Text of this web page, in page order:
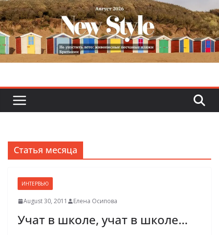
Skip
to
content
Статья месяца
ИНТЕРВЬЮ
August 30, 2011 Елена Осипова
Учат в школе, учат в школе…